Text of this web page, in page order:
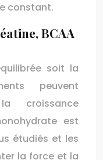
constant.
BCAA
soit la
peuvent
croissance
est
étudiés et les
la force et la